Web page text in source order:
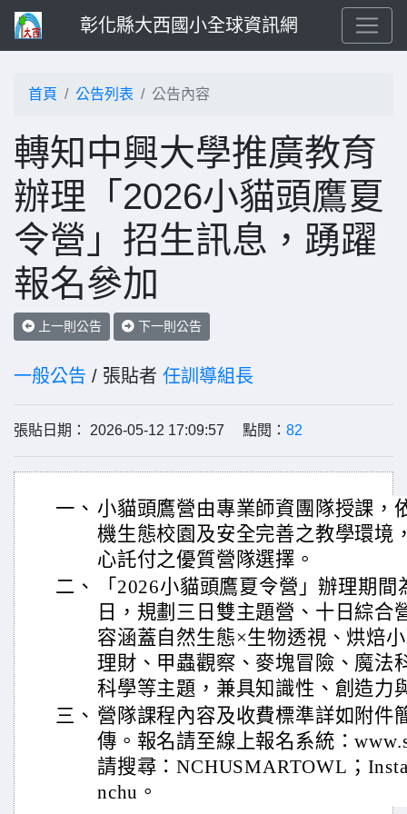
彰化縣大西國小全球資訊網
首頁 公告列表 公告內容
轉知中興大學推廣教育
辦理「2026小貓頭鷹夏
令營」招生訊息，踴躍
報名參加
上一則公告 下一則公告
一般公告 / 張貼者 任訓導組長
張貼日期： 2026-05-12 17:09:57 點閱： 82
一、 小貓頭鷹營由專業師資團隊授課，
機生態校園及安全完善之教學環境
心託付之優質營隊選擇。
二、
「2026小貓頭鷹夏令營」辦理期
日，規劃三日雙主題營、十日綜合
容涵蓋自然生態×生物透視、烘焙
理財、甲蟲觀察、麥塊冒險、魔法
科學等主題，兼具知識性、創造力
三、 營隊課程內容及收費標準詳如附件
傳。報名請至線上報名系統：
請搜尋：NCHUSMARTOWL；
nchu。